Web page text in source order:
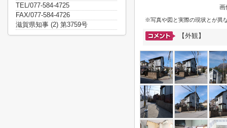
画
※写真や図と実際の現状とが異
【外観】
TEL/077-584-4725
FAX/077-584-4726
滋賀県知事 (2) 第3759号